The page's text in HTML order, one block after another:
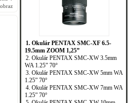
1. Okulár PENTAX SMC-XF 6.5-
19.5mm ZOOM 1,25”
2. Okulár PENTAX SMC-XW 3.5mm
WA 1.25” 70°
3. Okulár PENTAX SMC-XW 5mm WA
1.25” 70°
4. Okulár PENTAX SMC-XW 7mm WA
1.25” 70°